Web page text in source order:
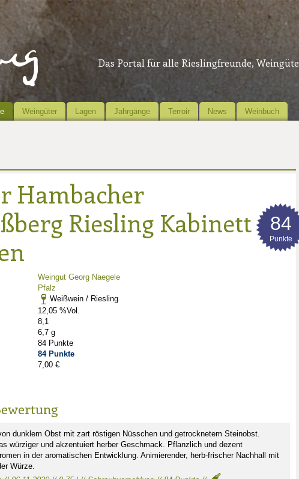
Das Portal für alle Rieslingfreunde,
Weingüter Lagen Jahrgänge Terroir News Weinbuch
Hambacher
Riesling Kabinett
Weingut Georg Naegele
Pfalz
Weißwein / Riesling
12,05 %Vol.
8,1
6,7 g
84 Punkte
84 Punkte
7,00 €
84
Punkte
dunklem Obst mit zart röstigen Nüsschen und getrocknetem Steinobst.
würziger und akzentuiert herber Geschmack. Pflanzlich und dezent
in der aromatischen Entwicklung. Animierender, herb-frischer Nachhall mit
Würze.